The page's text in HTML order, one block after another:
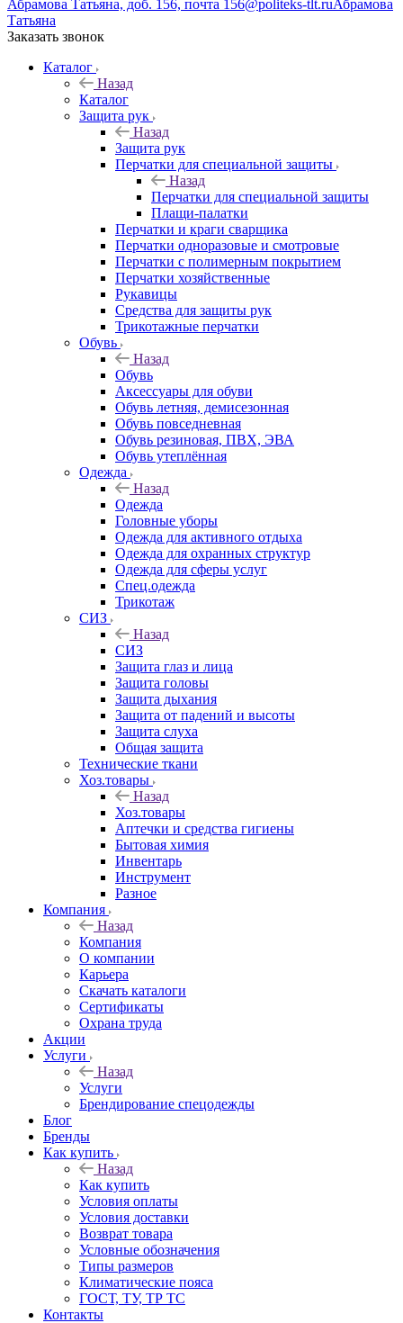
Абрамова Татьяна, доб. 156, почта 156@politeks-tlt.ruАбрамова
Татьяна
Заказать звонок
Каталог
Назад
Каталог
Защита рук
Назад
Защита рук
Перчатки для специальной защиты
Назад
Перчатки для специальной защиты
Плащи-палатки
Перчатки и краги сварщика
Перчатки одноразовые и смотровые
Перчатки с полимерным покрытием
Перчатки хозяйственные
Рукавицы
Средства для защиты рук
Трикотажные перчатки
Обувь
Назад
Обувь
Аксессуары для обуви
Обувь летняя, демисезонная
Обувь повседневная
Обувь резиновая, ПВХ, ЭВА
Обувь утеплённая
Одежда
Назад
Одежда
Головные уборы
Одежда для активного отдыха
Одежда для охранных структур
Одежда для сферы услуг
Спец.одежда
Трикотаж
СИЗ
Назад
СИЗ
Защита глаз и лица
Защита головы
Защита дыхания
Защита от падений и высоты
Защита слуха
Общая защита
Технические ткани
Хоз.товары
Назад
Хоз.товары
Аптечки и средства гигиены
Бытовая химия
Инвентарь
Инструмент
Разное
Компания
Назад
Компания
О компании
Карьера
Cкачать каталоги
Сертификаты
Охрана труда
Акции
Услуги
Назад
Услуги
Брендирование спецодежды
Блог
Бренды
Как купить
Назад
Как купить
Условия оплаты
Условия доставки
Возврат товара
Условные обозначения
Типы размеров
Климатические пояса
ГОСТ, ТУ, ТР ТС
Контакты